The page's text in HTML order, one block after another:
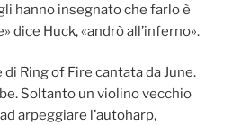
hanno insegnato che farlo è
dice Huck, «andrò all’inferno».
Ring of Fire cantata da June.
Soltanto un violino vecchio
arpeggiare l’autoharp,